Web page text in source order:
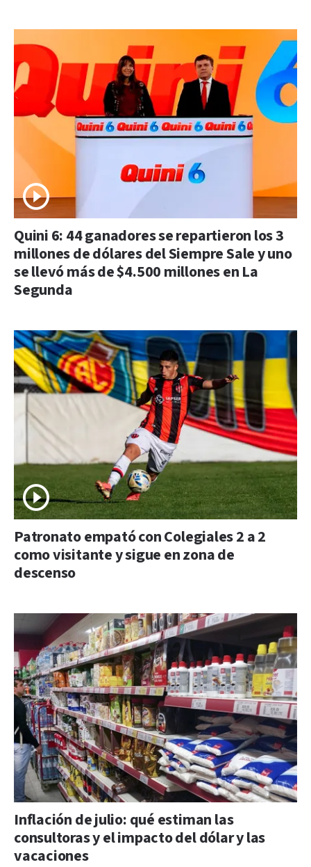
Quini 6: 44 ganadores se repartieron los 3
millones de dólares del Siempre Sale y uno
se llevó más de $4.500 millones en La
Segunda
Patronato empató con Colegiales 2 a 2
como visitante y sigue en zona de
descenso
Inflación de julio: qué estiman las
consultoras y el impacto del dólar y las
vacaciones